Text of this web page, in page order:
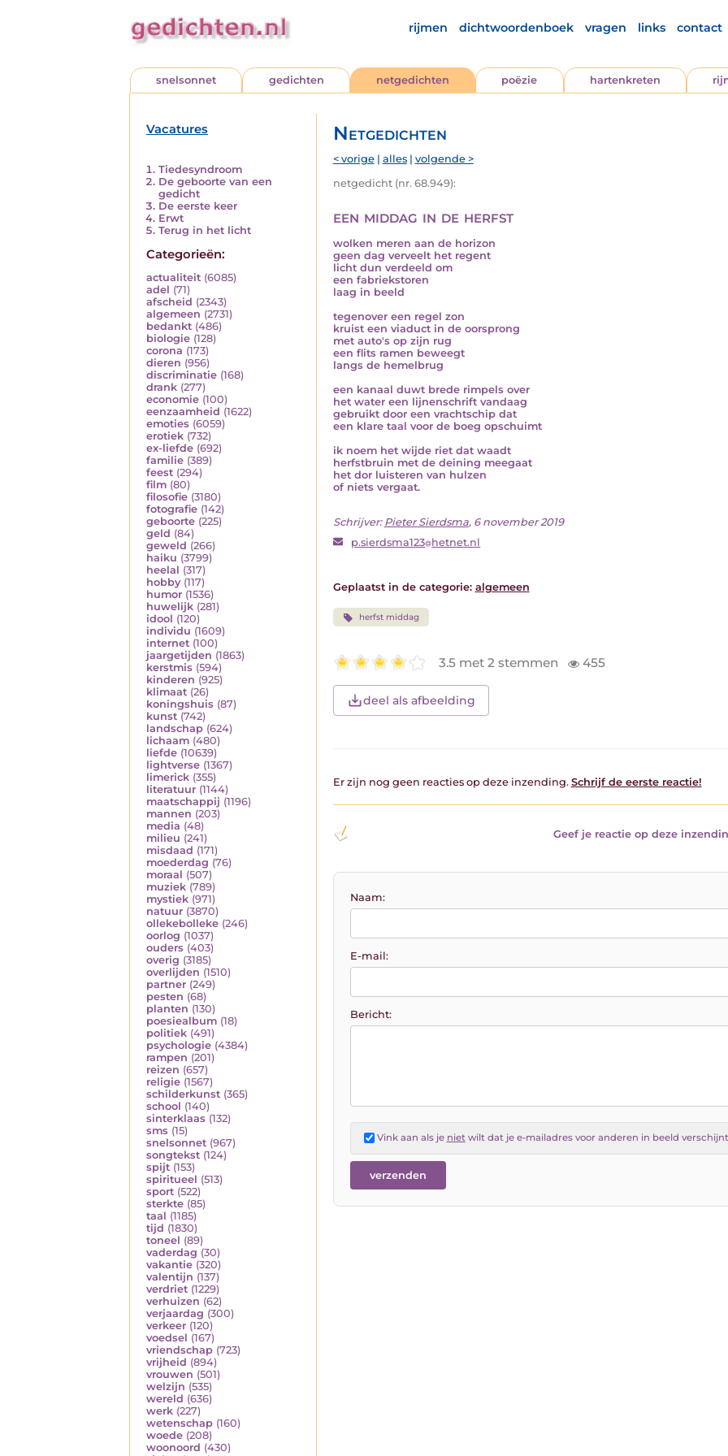
rijmen dichtwoordenboek vragen links contact
snelsonnet gedichten netgedichten poëzie hartenkreten
Vacatures
Tiedesyndroom
De geboorte van een
gedicht
De eerste keer
Erwt
Terug in het licht
Categorieën:
actualiteit (6085)
adel (71)
afscheid (2343)
algemeen (2731)
bedankt (486)
biologie (128)
corona (173)
dieren (956)
discriminatie (168)
drank (277)
economie (100)
eenzaamheid (1622)
emoties (6059)
erotiek (732)
ex-liefde (692)
familie (389)
feest (294)
film (80)
filosofie (3180)
fotografie (142)
geboorte (225)
geld (84)
geweld (266)
haiku (3799)
heelal (317)
hobby (117)
humor (1536)
huwelijk (281)
idool (120)
individu (1609)
internet (100)
jaargetijden (1863)
kerstmis (594)
kinderen (925)
klimaat (26)
koningshuis (87)
kunst (742)
landschap (624)
lichaam (480)
liefde (10639)
lightverse (1367)
limerick (355)
literatuur (1144)
maatschappij (1196)
mannen (203)
media (48)
milieu (241)
misdaad (171)
moederdag (76)
moraal (507)
muziek (789)
mystiek (971)
natuur (3870)
ollekebolleke (246)
oorlog (1037)
ouders (403)
overig (3185)
overlijden (1510)
partner (249)
pesten (68)
planten (130)
poesiealbum (18)
politiek (491)
psychologie (4384)
rampen (201)
reizen (657)
religie (1567)
schilderkunst (365)
school (140)
sinterklaas (132)
sms (15)
snelsonnet (967)
songtekst (124)
spijt (153)
spiritueel (513)
sport (522)
sterkte (85)
taal (1185)
tijd (1830)
toneel (89)
vaderdag (30)
vakantie (320)
valentijn (137)
verdriet (1229)
verhuizen (62)
verjaardag (300)
verkeer (120)
voedsel (167)
vriendschap (723)
vrijheid (894)
vrouwen (501)
welzijn (535)
wereld (636)
werk (227)
wetenschap (160)
woede (208)
woonoord (430)
Netgedichten
< vorige| alles| volgende >
netgedicht (nr. 68.949):
een middag in de herfst
wolken meren aan de horizon
geen dag verveelt het regent
licht dun verdeeld om
een fabriekstoren
laag in beeld
tegenover een regel zon
kruist een viaduct in de oorsprong
met auto's op zijn rug
een flits ramen beweegt
langs de hemelbrug
een kanaal duwt brede rimpels over
het water een lijnenschrift vandaag
gebruikt door een vrachtschip dat
een klare taal voor de boeg opschuimt
ik noem het wijde riet dat waadt
herfstbruin met de deining meegaat
het dor luisteren van hulzen
of niets vergaat.
Schrijver: Pieter Sierdsma, 6 november 2019
p.sierdsma123 hetnet.nl
Geplaatst in de categorie: algemeen
herfst middag
3.5 met 2 stemmen 455
deel als afbeelding
Er zijn nog geen reacties op deze inzending. Schrijf de eerste reactie!
Geef je reactie op deze
Naam:
E-mail:
Bericht:
Vink aan als je nietwilt dat je e-mailadres voor anderen in beeld verschijnt